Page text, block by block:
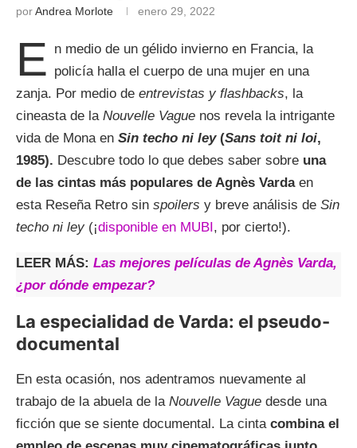
porAndrea Morlote enero 29, 2022
E n medio de un gélido invierno en Francia, la
policía halla el cuerpo de una mujer en una
zanja. Por medio de entrevistas y flashbacks, la
cineasta de la Nouvelle Vague nos revela la intrigante
vida de Mona en Sin techo ni ley (Sans toit ni loi,
1985). Descubre todo lo que debes saber sobre una
de las cintas más populares de Agnès Vardaen
esta Reseña Retro sin spoilers y breve análisis de Sin
techo ni ley (¡disponible en MUBI, por cierto!).
LEER MÁS: Las mejores películas de Agnès Varda,
¿por dónde empezar?
La especialidad de Varda: el pseudo-
documental
En esta ocasión, nos adentramos nuevamente al
trabajo de la abuela de la Nouvelle Vague desde una
ficción que se siente documental. La cinta combina el